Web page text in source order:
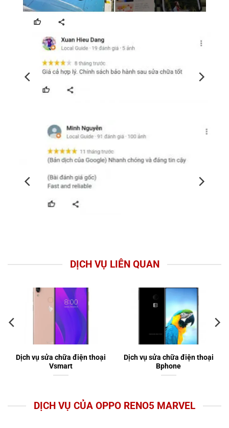
DỊCH VỤ LIÊN QUAN
Dịch vụ sửa chữa điện thoại
Vsmart
Dịch vụ sửa chữa điện thoại
Bphone
DỊCH VỤ CỦA OPPO RENO5 MARVEL